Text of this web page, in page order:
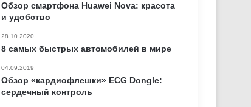
Обзор смартфона Huawei Nova: красота
и удобство
28.10.2020
8 самых быстрых автомобилей в мире
04.09.2019
Обзор «кардиофлешки» ECG Dongle:
сердечный контроль